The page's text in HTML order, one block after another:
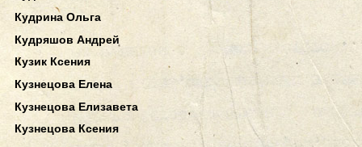
Кудрина Ольга
Кудряшов Андрей
Кузик Ксения
Кузнецова Елена
Кузнецова Елизавета
Кузнецова Ксения